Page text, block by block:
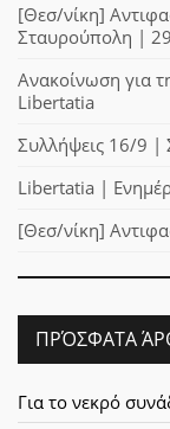
[Θεσ/νίκη]
Σταυρούπολη |
Ανακοίνωση για
Libertatia
Συλλήψεις 16/9 |
Libertatia |
[Θεσ/νίκη]
ΠΡΌΣΦΑΤΑ
Για το νεκρό